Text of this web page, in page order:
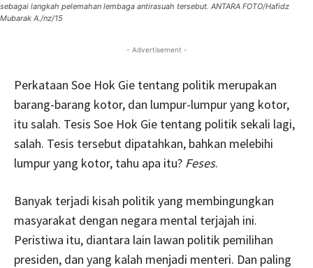
sebagai langkah pelemahan lembaga antirasuah tersebut. ANTARA FOTO/Hafidz
Mubarak A./nz/15
- Advertisement -
Perkataan Soe Hok Gie tentang politik merupakan
barang-barang kotor, dan lumpur-lumpur yang kotor,
itu salah. Tesis Soe Hok Gie tentang politik sekali lagi,
salah. Tesis tersebut dipatahkan, bahkan melebihi
lumpur yang kotor, tahu apa itu? Feses.
Banyak terjadi kisah politik yang membingungkan
masyarakat dengan negara mental terjajah ini.
Peristiwa itu, diantara lain lawan politik pemilihan
presiden, dan yang kalah menjadi menteri. Dan paling